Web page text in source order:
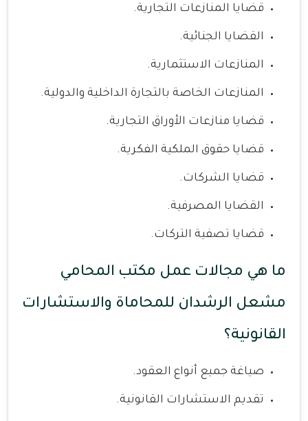
قضايا المنازعات التجارية.
القضايا الجنائية.
المنازعات الاستثمارية.
المنازعات الخاصة بالتجارة الداخلية والدولية.
قضايا منازعات الأوراق التجارية.
قضايا حقوق الملكية الفكرية.
قضايا الشركات.
القضايا المصرفية.
قضايا تصفية التركات.
ما هي مجالات عمل مكتب المحامي
مشعل الرشدان للمحاماة والاستشارات
القانونية؟
صياغة جميع أنواع العقود.
تقديم الاستشارات القانونية.